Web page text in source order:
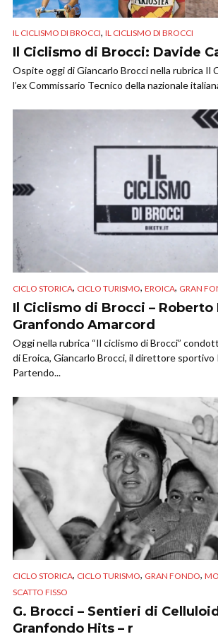
IL CICLISMO DI BROCCI, IL CICLISMO DI BROCCI
Il Ciclismo di Brocci: Davide
Ospite oggi di Giancarlo Brocci nella rubrica Il
l’ex Commissario Tecnico della nazionale
CICLO STORICA, CICLO TURISMO, EROICA, GRAN
Il Ciclismo di Brocci – Roberto
Granfondo Amarcord
Oggi nella rubrica “Il ciclismo di Brocci”
di Eroica, Giancarlo Brocci, il direttore sportivo
Partendo...
CICLO STORICA, CICLO TURISMO, GRAN FONDO,
SCATTO FISSO
G. Brocci – Sentieri di
Granfondo Hits – r